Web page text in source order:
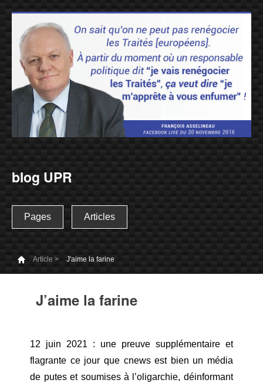
blog UPR
Pages Articles
Article > J'aime la farine
J’aime la farine
12 juin 2021 : une preuve supplémentaire et
flagrante ce jour que cnews est bien un média
de putes et soumises à l’oligarchie, déinformant